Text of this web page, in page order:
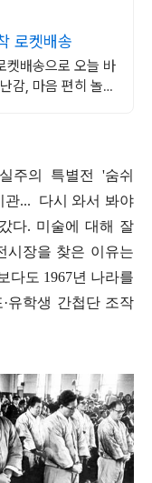
로켓배송
켓배송으로 오늘 바
감, 마음 편히 놀아
주의 특별전 '숨쉬
관... 다시 와서 봐야
다. 미술에 대해 잘
시장을 찾은 이유는
다도 1967년 나라를
유학생 간첩단 조작